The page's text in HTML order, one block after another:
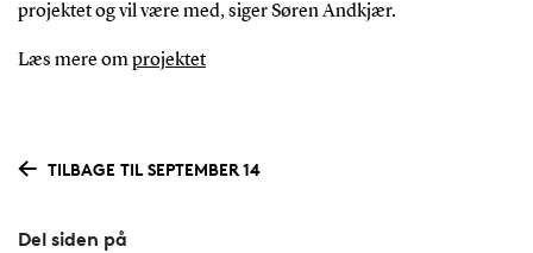
projektet og vil være med, siger Søren Andkjær.
Læs mere omprojektet
TILBAGE TIL SEPTEMBER 14
Del siden på